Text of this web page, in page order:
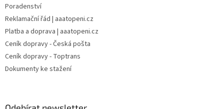
Poradenství
Reklamační řád | aaatopeni.cz
Platba a doprava | aaatopeni.cz
Ceník dopravy - Česká pošta
Ceník dopravy - Toptrans
Dokumenty ke stažení